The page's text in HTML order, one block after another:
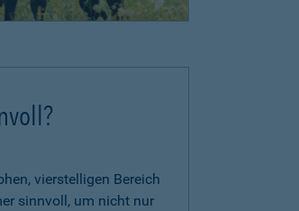
vierstelligen Bereich
sinnvoll, um nicht nur